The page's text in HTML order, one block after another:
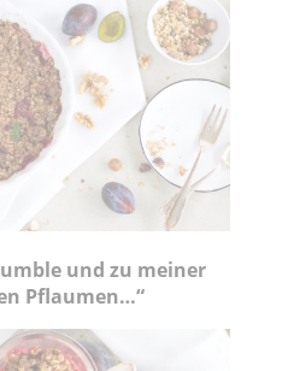
und zu meiner
Pflaumen…“